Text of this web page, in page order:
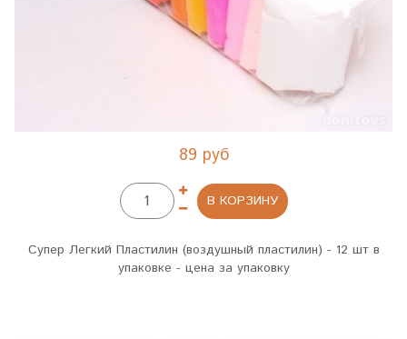
89 руб
В КОРЗИНУ
Супер Легкий Пластилин (воздушный пластилин) - 12 шт в
упаковке - цена за упаковку